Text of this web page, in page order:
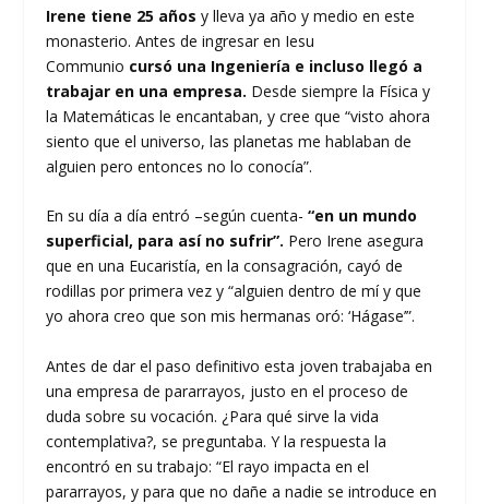
Irene tiene 25 años y lleva ya año y medio en este
monasterio. Antes de ingresar en Iesu
Communio cursó una Ingeniería e incluso llegó a
trabajar en una empresa. Desde siempre la Física y
la Matemáticas le encantaban, y cree que “visto ahora
siento que el universo, las planetas me hablaban de
alguien pero entonces no lo conocía”.
En su día a día entró –según cuenta- “en un mundo
superficial, para así no sufrir”. Pero Irene asegura
que en una Eucaristía, en la consagración, cayó de
rodillas por primera vez y “alguien dentro de mí y que
yo ahora creo que son mis hermanas oró: ‘Hágase’”.
Antes de dar el paso definitivo esta joven trabajaba en
una empresa de pararrayos, justo en el proceso de
duda sobre su vocación. ¿Para qué sirve la vida
contemplativa?, se preguntaba. Y la respuesta la
encontró en su trabajo: “El rayo impacta en el
pararrayos, y para que no dañe a nadie se introduce en